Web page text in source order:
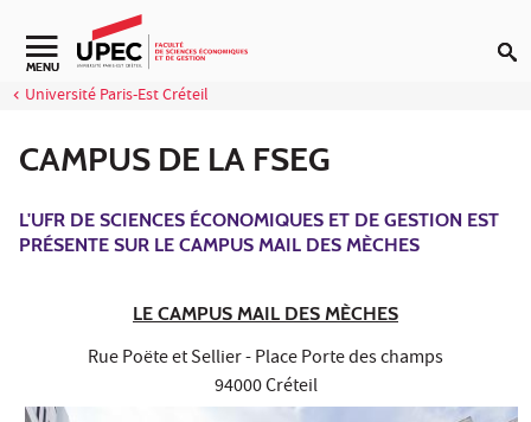
Aller au contenu
Navigation secondaire
MENU
Université Paris-Est Créteil
CAMPUS DE LA FSEG
L'UFR DE SCIENCES ÉCONOMIQUES ET DE GESTION EST
PRÉSENTE SUR LE CAMPUS MAIL DES MÈCHES
LE CAMPUS MAIL DES MÈCHES
Rue Poëte et Sellier - Place Porte des champs
94000 Créteil